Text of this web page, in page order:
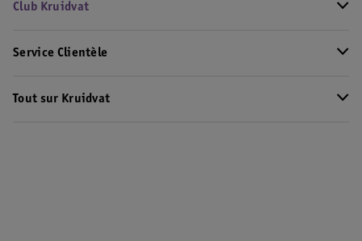
Club Kruidvat
Service Clientèle
Tout sur Kruidvat